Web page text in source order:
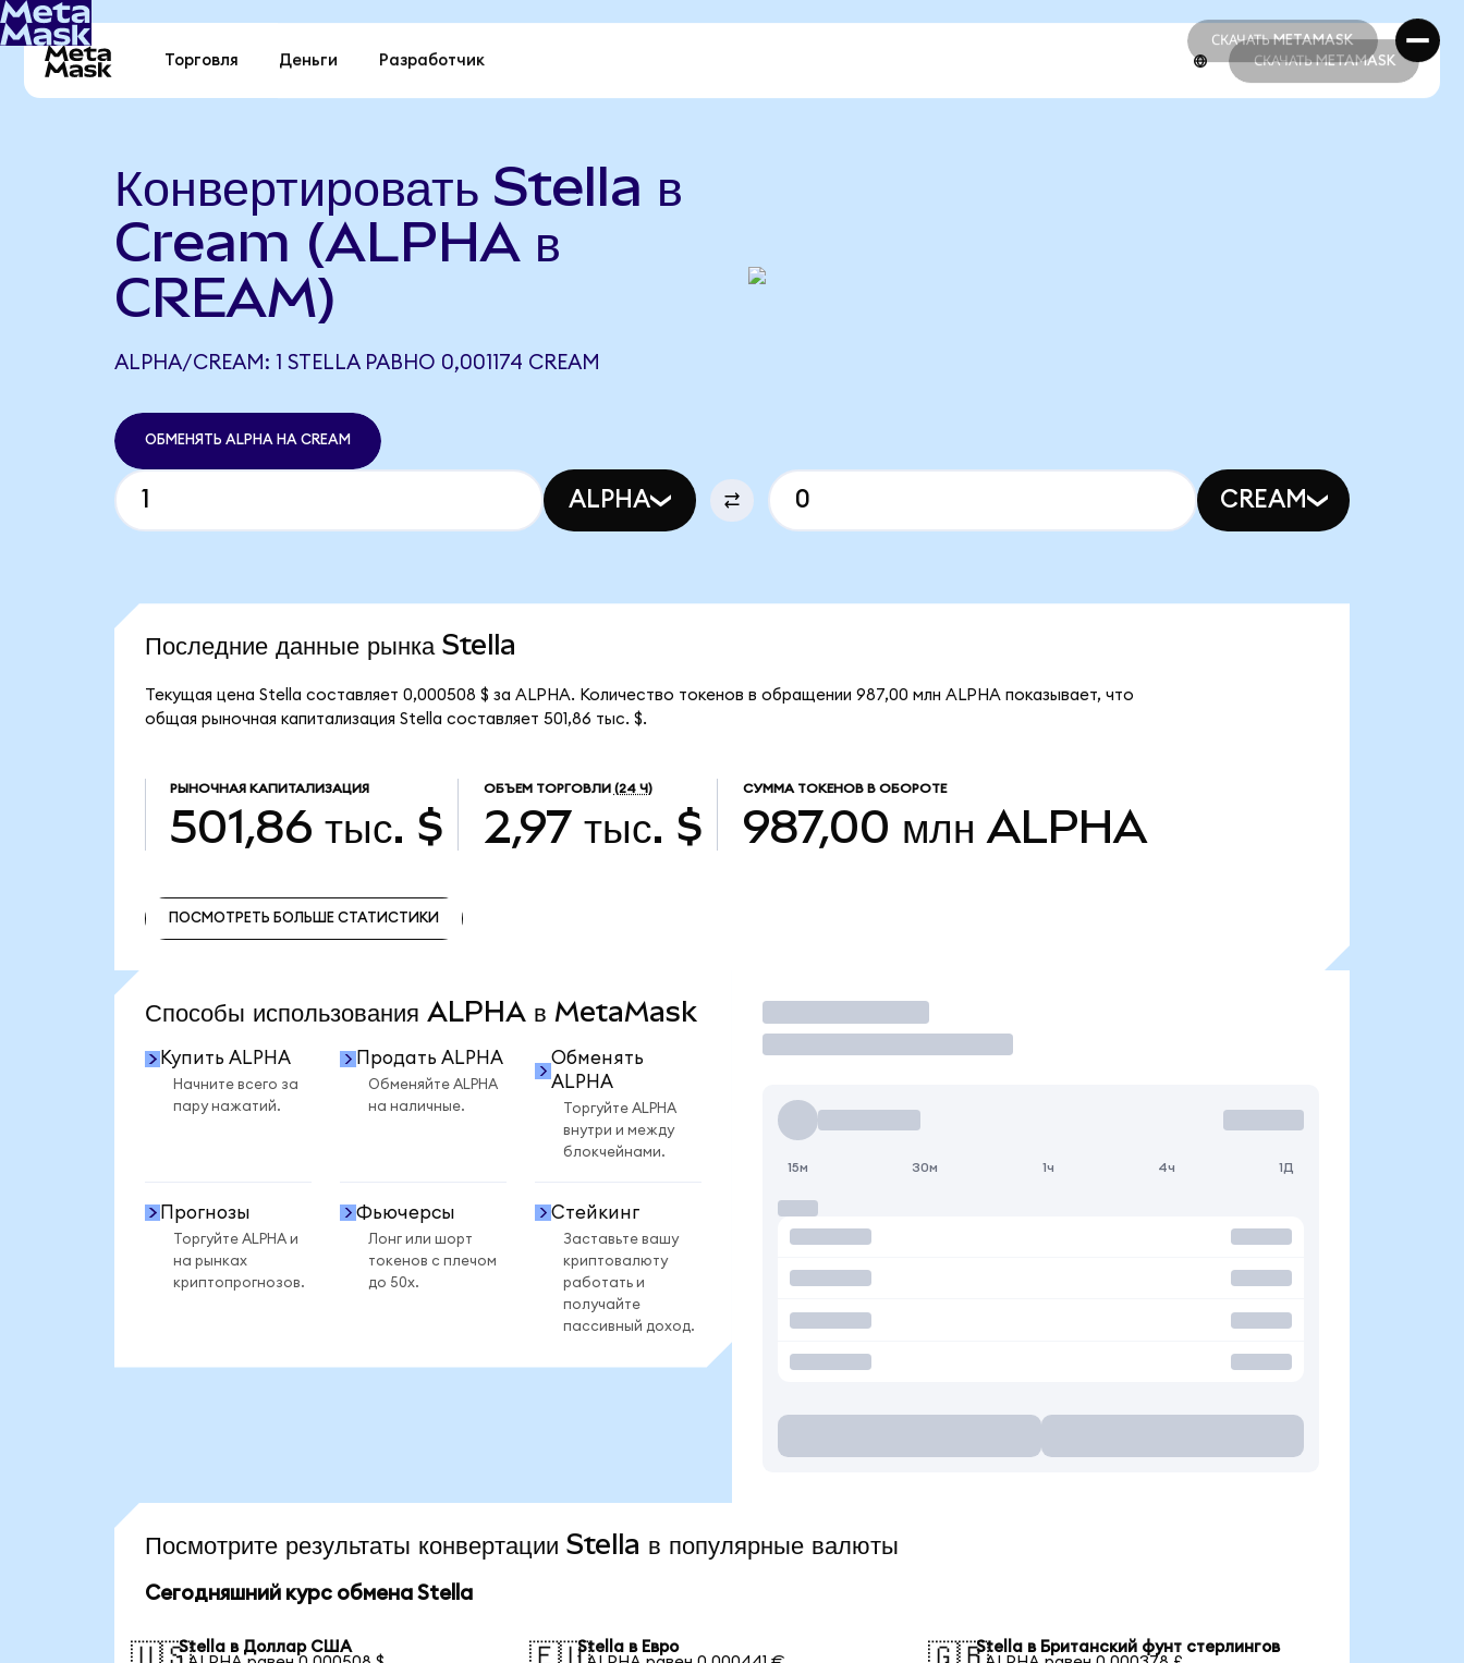
СКАЧАТЬ METAMASK
СКАЧАТЬ METAMASK
Торговля Деньги Разработчик СКАЧАТЬ METAMASK
Конвертировать Stella в
Cream (ALPHA в
CREAM)
ALPHA/CREAM: 1 STELLA РАВНО 0,001174 CREAM
ОБМЕНЯТЬ ALPHA НА CREAM
ALPHA CREAM
Последние данные рынка Stella
Текущая цена Stella составляет 0,000508 $ за ALPHA. Количество токенов в обращении 987,00 млн ALPHA показывает, что
общая рыночная капитализация Stella составляет 501,86 тыс. $.
РЫНОЧНАЯ КАПИТАЛИЗАЦИЯ
501,86 тыс. $
ОБЪЕМ ТОРГОВЛИ (24 Ч)
2,97 тыс. $
СУММА ТОКЕНОВ В ОБОРОТЕ
987,00 млн ALPHA
ПОСМОТРЕТЬ БОЛЬШЕ СТАТИСТИКИ
Способы использования ALPHA в MetaMask
Купить ALPHA
Начните всего за
пару нажатий.
Продать ALPHA
Обменяйте ALPHA
на наличные.
Обменять
ALPHA
Торгуйте ALPHA
внутри и между
блокчейнами.
Прогнозы
Торгуйте ALPHA и
на рынках
криптопрогнозов.
Фьючерсы
Лонг или шорт
токенов с плечом
до 50x.
Стейкинг
Заставьте вашу
криптовалюту
работать и
получайте
пассивный доход.
Торговать
15м 30м 1ч 4ч 1Д
Посмотрите результаты конвертации Stella в популярные валюты
Сегодняшний курс обмена Stella
Stella в Доллар США
Stella в Евро
Stella в Британский фунт стерлингов